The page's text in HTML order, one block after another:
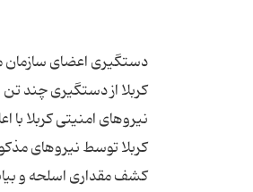
دستگیری اعضای سازمان
كربلا از دستگیری چند
كربلا توسط نیروهای
كشف مقداری اسلحه و